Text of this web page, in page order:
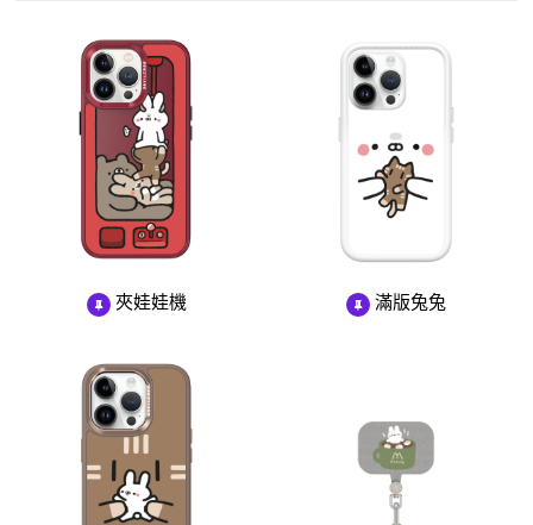
夾娃娃機 滿版兔兔